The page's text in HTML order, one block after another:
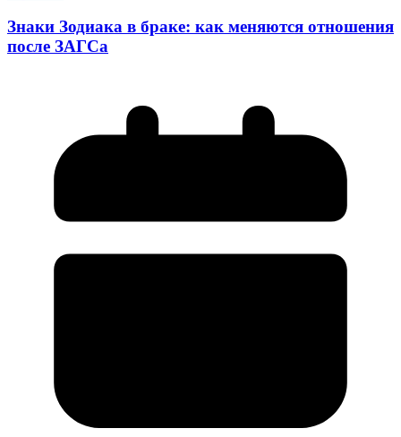
Знаки Зодиака в браке: как меняются отношения
после ЗАГСа